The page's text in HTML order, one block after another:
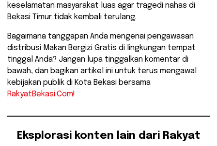
keselamatan masyarakat luas agar tragedi nahas di
Bekasi Timur tidak kembali terulang.
​Bagaimana tanggapan Anda mengenai pengawasan
distribusi Makan Bergizi Gratis di lingkungan tempat
tinggal Anda? Jangan lupa tinggalkan komentar di
bawah, dan bagikan artikel ini untuk terus mengawal
kebijakan publik di Kota Bekasi bersama
RakyatBekasi.Com!
Eksplorasi konten lain dari Rakyat